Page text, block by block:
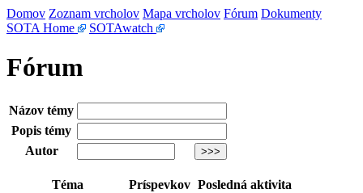
Domov Zoznam vrcholov Mapa vrcholov Fórum Dokumenty
SOTA Home
SOTAwatch
Fórum
Názov témy
Popis témy
Autor
Téma Príspevkov Posledná aktivita